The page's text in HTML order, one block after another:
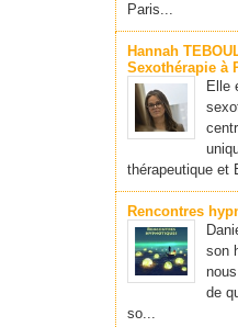
Paris...
Hannah
Sexothérapie à
Elle
thérapeutique et
Rencontres
son
de
so...